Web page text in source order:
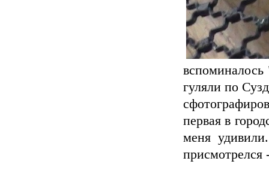
гуляли по
первая в
меня
присмотрелся